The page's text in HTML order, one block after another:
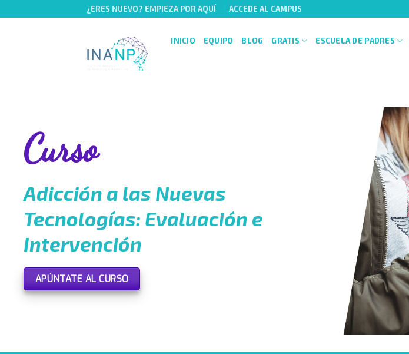
to
¿ERES NUEVO? EMPIEZA POR AQUÍ ACCEDE AL CAMPUS
INICIO EQUIPO BLOG GRATIS ESCUELA DE PADRES
Curso
Adicción a las Nuevas
Tecnologías: Evaluación e
Intervención
APÚNTATE AL CURSO